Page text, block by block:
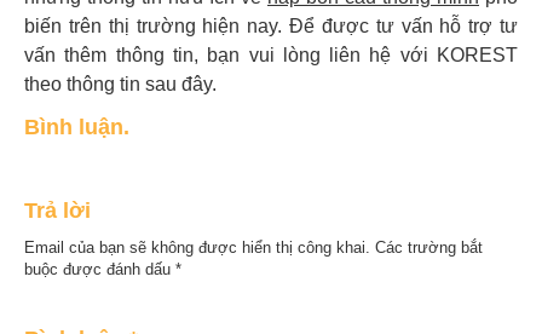
biến trên thị trường hiện nay. Để được tư vấn hỗ trợ tư
vấn thêm thông tin, bạn vui lòng liên hệ với KOREST
theo thông tin sau đây.
Bình luận.
Trả lời
Email của bạn sẽ không được hiển thị công khai. Các trường bắt
buộc được đánh dấu *